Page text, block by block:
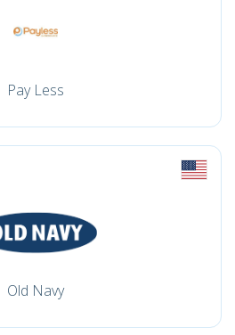
Pay Less
Old Navy